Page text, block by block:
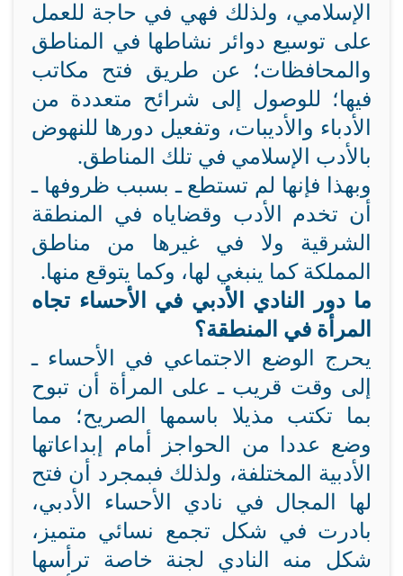
الإسلامي، ولذلك فهي في حاجة للعمل
على توسيع دوائر نشاطها في المناطق
والمحافظات؛ عن طريق فتح مكاتب
فيها؛ للوصول إلى شرائح متعددة من
الأدباء والأديبات، وتفعيل دورها للنهوض
بالأدب الإسلامي في تلك المناطق.
وبهذا فإنها لم تستطع ـ بسبب ظروفها ـ
أن تخدم الأدب وقضاياه في المنطقة
الشرقية ولا في غيرها من مناطق
المملكة كما ينبغي لها، وكما يتوقع منها.
ما دور النادي الأدبي في الأحساء تجاه
المرأة في المنطقة؟
يحرج الوضع الاجتماعي في الأحساء ـ
إلى وقت قريب ـ على المرأة أن تبوح
بما تكتب مذيلا باسمها الصريح؛ مما
وضع عددا من الحواجز أمام إبداعاتها
الأدبية المختلفة، ولذلك فبمجرد أن فتح
لها المجال في نادي الأحساء الأدبي،
بادرت في شكل تجمع نسائي متميز،
شكل منه النادي لجنة خاصة ترأسها